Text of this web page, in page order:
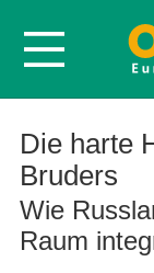
Startseite
Über OWEP
Volltexte
Probeheft
Die harte
Bruders
Wie
Raum